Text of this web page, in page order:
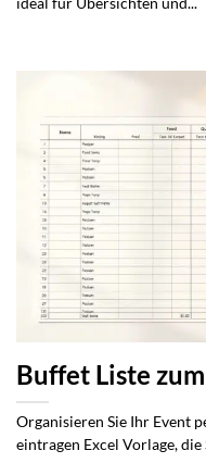
ideal für Übersichten und...
Buffet Liste
Organisieren Sie Ihr Event
eintragen Excel Vorlage, die